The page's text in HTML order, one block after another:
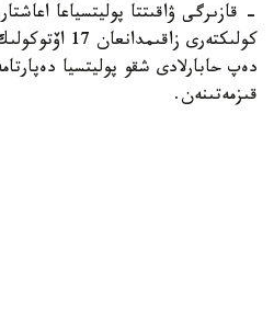
- قازىرگى ۋاقىتتا پوليتسياعا
كولىكتەرى
دەپ حابارلادى شقو پوليتسيا
قىزمەتىنەن.